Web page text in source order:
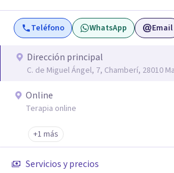
Teléfono WhatsApp Email
Dirección principal
C. de Miguel Ángel, 7, Chamberí, 28010
Online
Terapia online
+1 más
Servicios y precios